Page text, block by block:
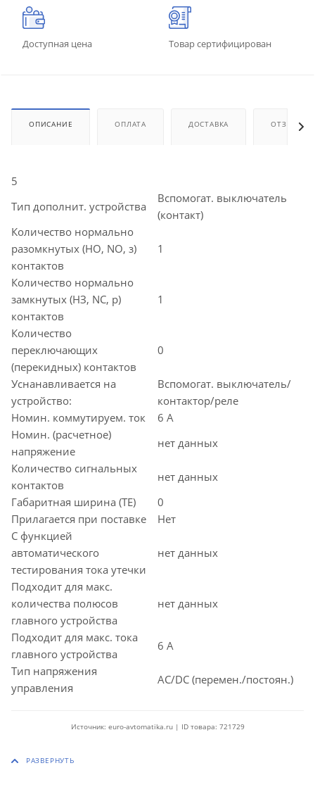
Доступная цена Товар сертифицирован
ОПИСАНИЕ ОПЛАТА ДОСТАВКА ОТЗЫВЫ
5
Тип дополнит. устройства
Вспомогат. выключатель
(контакт)
Количество нормально
разомкнутых (НО, NO, з)
контактов
1
Количество нормально
замкнутых (НЗ, NC, р)
контактов
1
Количество
переключающих
(перекидных) контактов
0
Уснанавливается на
устройство:
Вспомогат. выключатель/
контактор/реле
Номин. коммутируем. ток
6 А
Номин. (расчетное)
напряжение
нет данных
Количество сигнальных
контактов
нет данных
Габаритная ширина (TE)
0
Прилагается при поставке
Нет
С функцией
автоматического
тестирования тока утечки
нет данных
Подходит для макс.
количества полюсов
главного устройства
нет данных
Подходит для макс. тока
главного устройства
6 А
Тип напряжения
управления
AC/DC (перемен./постоян.)
Источник: euro-avtomatika.ru | ID товара: 721729